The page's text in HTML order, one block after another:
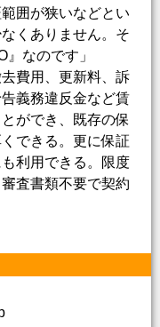
囲が狭いなどとい
くありません。そ
』なのです」
費用、更新料、訴
義務違反金など賃
ができ、既存の保
できる。更に保証
利用できる。限度
査書類不要で契約